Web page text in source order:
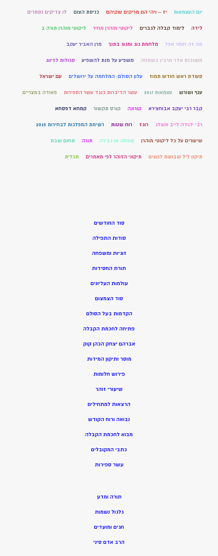
יום העצמאות יז – ויהי הם מריקים שקיהם כניסת הצום לו צדיקים נסתרים
לידה לימוד קבלה לגברים ליקוטי מוהרן מחיר ליקוטי מוהרן תורה ב
מה זה חומר אפל מלחמת גוג ומגוג בתנך מרן האביר יעקב
משנכנס אדר מרבין בשמחה משפיע על מנת להשפיע סגולות לזיווג
סעודת ראש חודש תמוז עלון הסולם: המלחמה על ירושלים עם ישראל
ענף ושורש עצמאות 2017 עשר הדיברות כנגד עשר הספירות פאודה במצריים
קבר רבי יעקב אבוחצירא קורונה קורס תקשור קמחא דפסחא
רבי יהודה לייב אשלג רוגז רוח שטות רשימת המפלגות לבחירות 2015
שיעורים על כל ליקוטי מוהרן שפחה או גבירה תורה תחום שבת
תיקון ליל שבועות לנשים תיקוני הזוהר לפי מאמרים תכלית
סוד החודשים
סודות התפילה
זוגיות ומשפחה
תורת החסידות
עולמות העליונים
סוד הצמצום
הקדמות בעל הסולם
פתיחה לחכמת הקבלה
אברהם יצחק הכהן קוק
מוסר ותיקון המידות
פירוש חלומות
שיעורי זוהר
הרצאות למתחילים
נבואה ורוח הקודש
מבוא לחכמת הקבלה
כתבי המקובלים
עשר ספירות
תורה ומדע
גלגול נשמות
חגים ומועדים
הרב אדם סיני